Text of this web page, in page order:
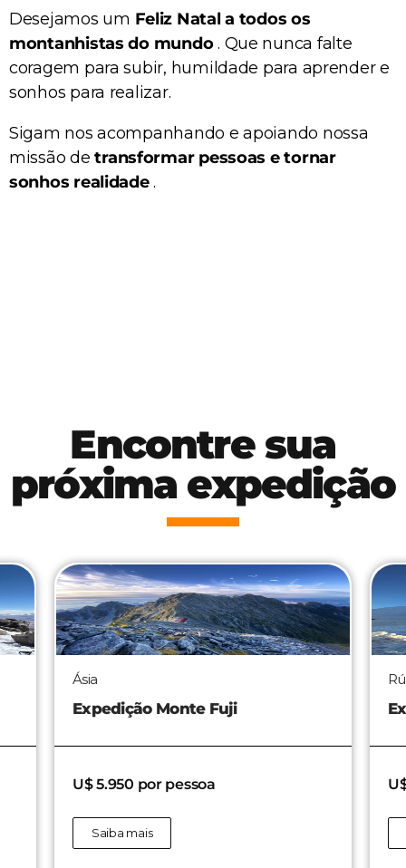
Desejamos um Feliz Natal a todos os
montanhistas do mundo. Que nunca falte
coragem para subir, humildade para aprender e
sonhos para realizar.
Sigam nos acompanhando e apoiando nossa
missão detransformar pessoas e tornar
sonhos realidade.
Encontre sua
próxima expedição
Ásia
Expedição Monte Fuji
U$ 5.950 por pessoa
Saiba mais